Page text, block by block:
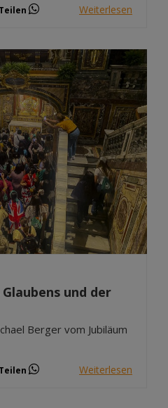
Teilen Weiterlesen
und der
Berger vom Jubiläum
Teilen Weiterlesen